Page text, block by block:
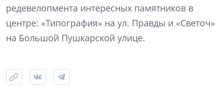
редевелопмента интересных памятников в
центре: «Типография» на ул. Правды и «Светоч»
на Большой Пушкарской улице.